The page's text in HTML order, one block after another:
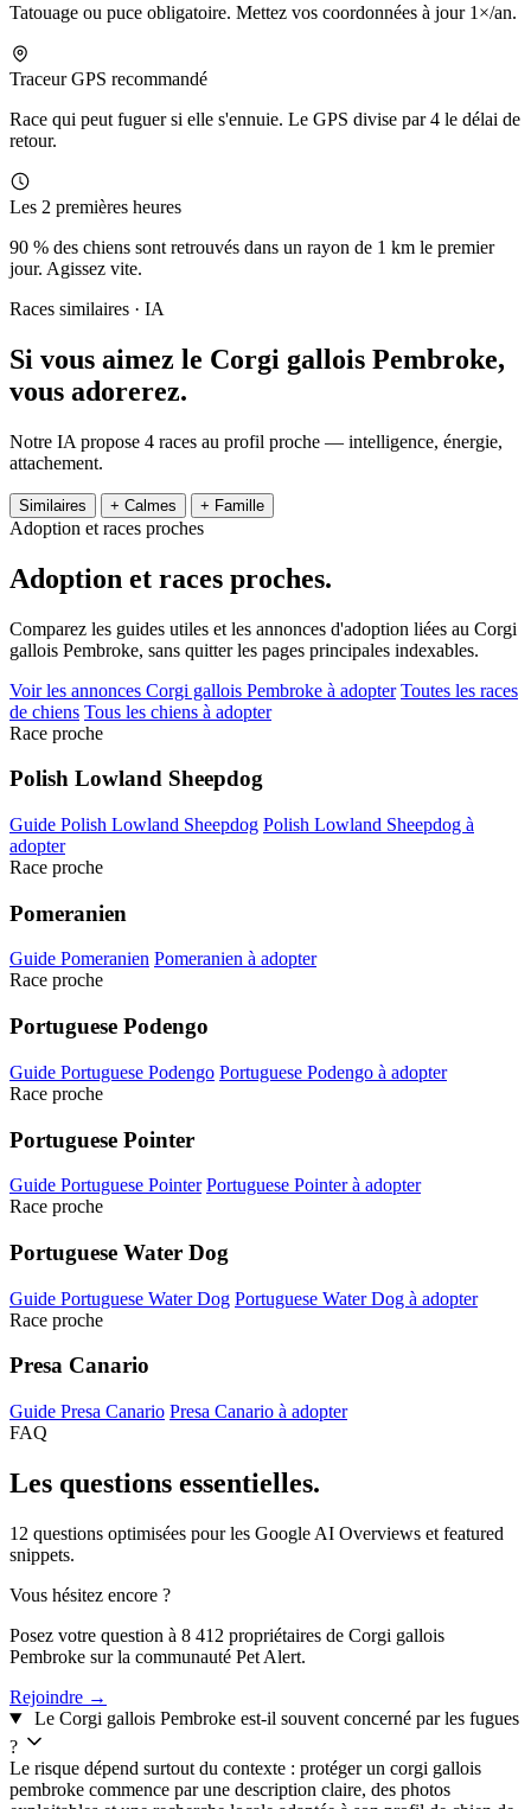
Tatouage ou puce obligatoire. Mettez vos coordonnées à jour 1×/an.
Traceur GPS recommandé
Race qui peut fuguer si elle s'ennuie. Le GPS divise par 4 le délai de
retour.
Les 2 premières heures
90 % des chiens sont retrouvés dans un rayon de 1 km le premier
jour. Agissez vite.
Races similaires · IA
Si vous aimez le Corgi gallois Pembroke,
vous adorerez.
Notre IA propose 4 races au profil proche — intelligence, énergie,
attachement.
Similaires + Calmes + Famille
Adoption et races proches
Adoption et races proches.
Comparez les guides utiles et les annonces d'adoption liées au Corgi
gallois Pembroke, sans quitter les pages principales indexables.
Voir les annonces Corgi gallois Pembroke à adopter Toutes les races
de chiens Tous les chiens à adopter
Race proche
Polish Lowland Sheepdog
Guide Polish Lowland Sheepdog Polish Lowland Sheepdog à
adopter
Race proche
Pomeranien
Guide Pomeranien Pomeranien à adopter
Race proche
Portuguese Podengo
Guide Portuguese Podengo Portuguese Podengo à adopter
Race proche
Portuguese Pointer
Guide Portuguese Pointer Portuguese Pointer à adopter
Race proche
Portuguese Water Dog
Guide Portuguese Water Dog Portuguese Water Dog à adopter
Race proche
Presa Canario
Guide Presa Canario Presa Canario à adopter
FAQ
Les questions essentielles.
12 questions optimisées pour les Google AI Overviews et featured
snippets.
Vous hésitez encore ?
Posez votre question à 8 412 propriétaires de Corgi gallois
Pembroke sur la communauté Pet Alert.
Rejoindre →
Le Corgi gallois Pembroke est-il souvent concerné par les fugues
?
Le risque dépend surtout du contexte : protéger un corgi gallois
pembroke commence par une description claire, des photos